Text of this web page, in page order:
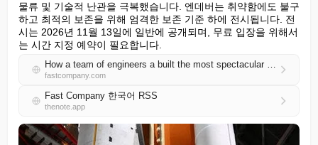
물류 및 기술적 난관을 극복했습니다. 엔데버는 취약함에도 불구
하고 최적의 보존을 위해 엄격한 보존 기준 하에 전시됩니다. 전
시는 2026년 11월 13일에 일반에 공개되며, 무료 입장을 위해서
는 시간 지정 예약이 필요합니다.
How a team of engineers a built the most spectacular museum exhibit in the solar system
fastcompany.com
Fast Company 한국어 RSS
thenote.app